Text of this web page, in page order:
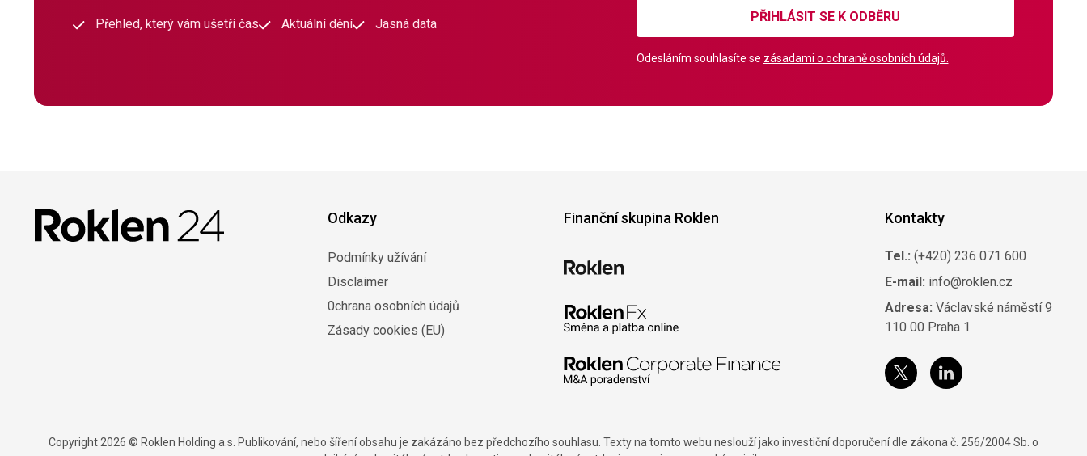
Přehled, který vám ušetří čas Aktuální dění Jasná data PŘIHLÁSIT SE K ODBĚRU
Odesláním souhlasíte se zásadami o ochraně osobních údajů.
Odkazy
Podmínky užívání
Disclaimer
0chrana osobních údajů
Zásady cookies (EU)
Finanční skupina Roklen Kontakty
Tel.: (+420) 236 071 600
E-mail: info@roklen.cz
Adresa: Václavské náměstí 9
110 00 Praha 1
Copyright 2026 © Roklen Holding a.s. Publikování, nebo šíření obsahu je zakázáno bez předchozího souhlasu. Texty na tomto webu neslouží jako investiční doporučení dle zákona č. 256/2004 Sb. o